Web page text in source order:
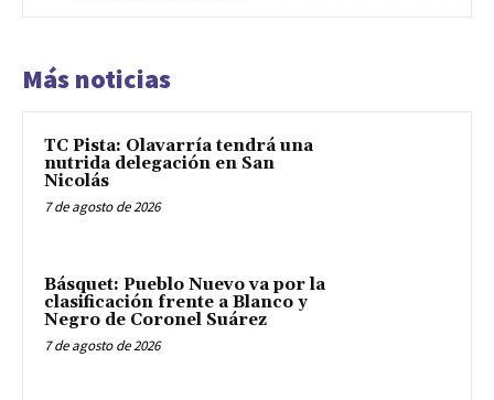
Más noticias
TC Pista: Olavarría tendrá una
nutrida delegación en San
Nicolás
7 de agosto de 2026
Básquet: Pueblo Nuevo va por la
clasificación frente a Blanco y
Negro de Coronel Suárez
7 de agosto de 2026